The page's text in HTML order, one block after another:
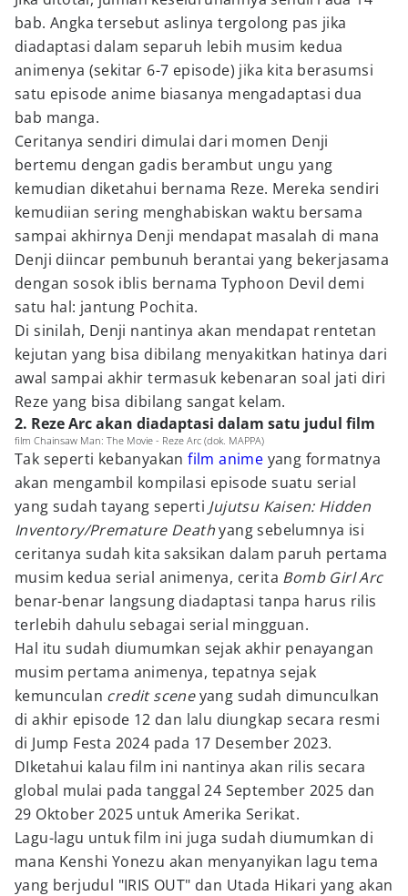
bab. Angka tersebut aslinya tergolong pas jika
diadaptasi dalam separuh lebih musim kedua
animenya (sekitar 6-7 episode) jika kita berasumsi
satu episode anime biasanya mengadaptasi dua
bab manga.
Ceritanya sendiri dimulai dari momen Denji
bertemu dengan gadis berambut ungu yang
kemudian diketahui bernama Reze. Mereka sendiri
kemudiian sering menghabiskan waktu bersama
sampai akhirnya Denji mendapat masalah di mana
Denji diincar pembunuh berantai yang bekerjasama
dengan sosok iblis bernama Typhoon Devil demi
satu hal: jantung Pochita.
Di sinilah, Denji nantinya akan mendapat rentetan
kejutan yang bisa dibilang menyakitkan hatinya dari
awal sampai akhir termasuk kebenaran soal jati diri
Reze yang bisa dibilang sangat kelam.
2. Reze Arc akan diadaptasi dalam satu judul film
film Chainsaw Man: The Movie - Reze Arc (dok. MAPPA)
Tak seperti kebanyakanfilm anime yang formatnya
akan mengambil kompilasi episode suatu serial
yang sudah tayang seperti Jujutsu Kaisen: Hidden
Inventory/Premature Deathyang sebelumnya isi
ceritanya sudah kita saksikan dalam paruh pertama
musim kedua serial animenya, cerita Bomb Girl Arc
benar-benar langsung diadaptasi tanpa harus rilis
terlebih dahulu sebagai serial mingguan.
Hal itu sudah diumumkan sejak akhir penayangan
musim pertama animenya, tepatnya sejak
kemunculan credit sceneyang sudah dimunculkan
di akhir episode 12 dan lalu diungkap secara resmi
di Jump Festa 2024 pada 17 Desember 2023.
DIketahui kalau film ini nantinya akan rilis secara
global mulai pada tanggal 24 September 2025 dan
29 Oktober 2025 untuk Amerika Serikat.
Lagu-lagu untuk film ini juga sudah diumumkan di
mana Kenshi Yonezu akan menyanyikan lagu tema
yang berjudul "IRIS OUT" dan Utada Hikari yang akan